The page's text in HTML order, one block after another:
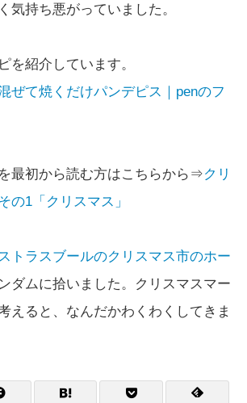
気持ち悪がっていました。
を紹介しています。
ぜて焼くだけパンデピス｜penのフ
最初から読む方はこちらから⇒クリ
1「クリスマス」
ストラスブールのクリスマス市のホー
ダムに拾いました。クリスマスマー
えると、なんだかわくわくしてきま